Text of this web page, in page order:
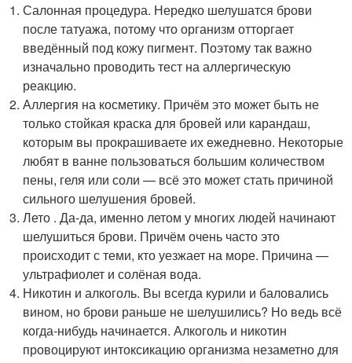
Салонная процедура. Нередко шелушатся брови
после татуажа, потому что организм отторгает
введённый под кожу пигмент. Поэтому так важно
изначально проводить тест на аллергическую
реакцию.
Аллергия на косметику. Причём это может быть не
только стойкая краска для бровей или карандаш,
которым вы прокрашиваете их ежедневно. Некоторые
любят в ванне пользоваться большим количеством
пены, геля или соли — всё это может стать причиной
сильного шелушения бровей.
Лето . Да-да, именно летом у многих людей начинают
шелушиться брови. Причём очень часто это
происходит с теми, кто уезжает на море. Причина —
ультрафиолет и солёная вода.
Никотин и алкоголь. Вы всегда курили и баловались
вином, но брови раньше не шелушились? Но ведь всё
когда-нибудь начинается. Алкоголь и никотин
провоцируют интоксикацию организма незаметно для